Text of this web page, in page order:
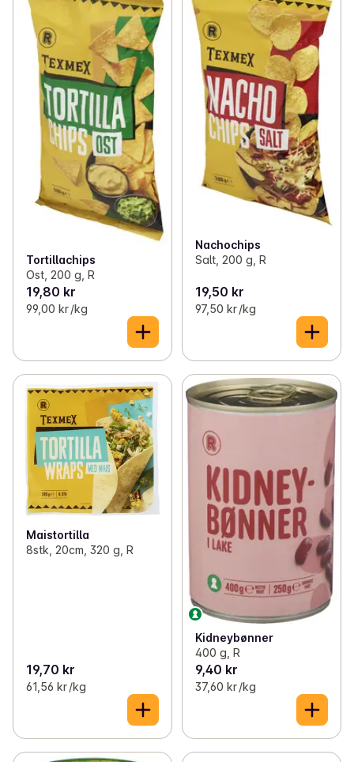
Tortillachips
Ost, 200 g, R
19,80 kr
99,00 kr /kg
Nachochips
Salt, 200 g, R
19,50 kr
97,50 kr /kg
Maistortilla
8stk, 20cm, 320 g, R
19,70 kr
61,56 kr /kg
Kidneybønner
400 g, R
9,40 kr
37,60 kr /kg